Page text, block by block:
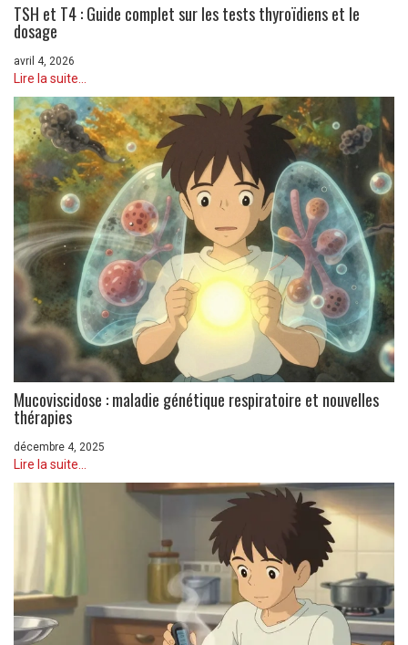
TSH et T4 : Guide complet sur les tests thyroïdiens et le
dosage
avril 4, 2026
Lire la suite...
Mucoviscidose : maladie génétique respiratoire et nouvelles
thérapies
décembre 4, 2025
Lire la suite...